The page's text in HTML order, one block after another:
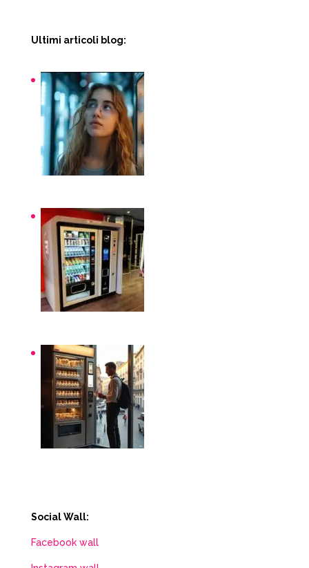
Ultimi articoli blog:
Social Wall:
Facebook wall